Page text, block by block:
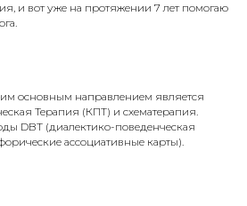
и вот уже на протяжении 7 лет помогаю
основным направлением является
Терапия (КПТ) и схематерапия.
DBT (диалектико-поведенческая
ассоциативные карты).